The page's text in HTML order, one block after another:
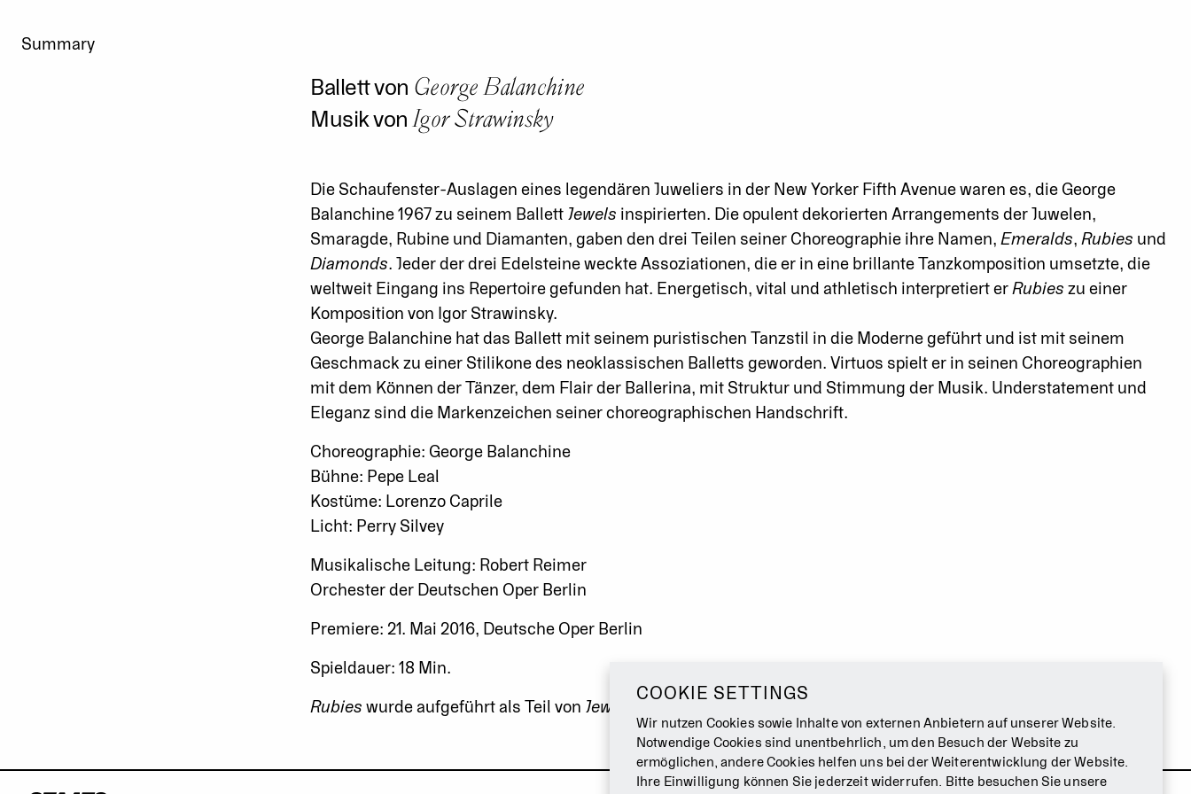
Summary
Ballett von George Balanchine
Musik von Igor Strawinsky
Die Schaufenster-Auslagen eines legendären Juweliers in der New Yorker Fifth Avenue waren es, die George
Balanchine 1967 zu seinem Ballett Jewels inspirierten. Die opulent dekorierten Arrangements der Juwelen,
Smaragde, Rubine und Diamanten, gaben den drei Teilen seiner Choreographie ihre Namen, Emeralds, Rubies und
Diamonds. Jeder der drei Edelsteine weckte Assoziationen, die er in eine brillante Tanzkomposition umsetzte, die
weltweit Eingang ins Repertoire gefunden hat. Energetisch, vital und athletisch interpretiert erRubies zu einer
Komposition von Igor Strawinsky.
George Balanchine hat das Ballett mit seinem puristischen Tanzstil in die Moderne geführt und ist mit seinem
Geschmack zu einer Stilikone des neoklassischen Balletts geworden. Virtuos spielt er in seinen Choreographien
mit dem Können der Tänzer, dem Flair der Ballerina, mit Struktur und Stimmung der Musik. Understatement und
Eleganz sind die Markenzeichen seiner choreographischen Handschrift.
Choreographie: George Balanchine
Bühne: Pepe Leal
Kostüme: Lorenzo Caprile
Licht: Perry Silvey
Musikalische Leitung: Robert Reimer
Orchester der Deutschen Oper Berlin
Premiere: 21. Mai 2016, Deutsche Oper Berlin
Spieldauer: 18 Min.
Rubies wurde aufgeführt als Teil von Jewels
COOKIE SETTINGS
Wir nutzen Cookies sowie Inhalte von externen Anbietern auf unserer Website.
Notwendige Cookies sind unentbehrlich, um den Besuch der Website zu
ermöglichen, andere Cookies helfen uns bei der Weiterentwicklung der Website.
Ihre Einwilligung können Sie jederzeit widerrufen. Bitte besuchen Sie unsere